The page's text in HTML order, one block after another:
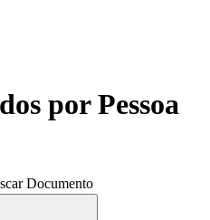
por Pessoa
Documento